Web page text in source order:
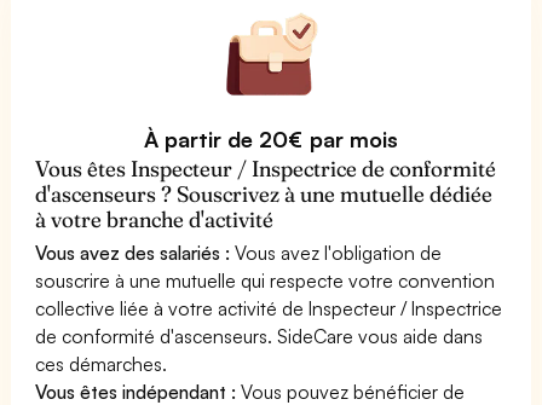
À partir de 20€ par mois
Vous êtes Inspecteur / Inspectrice de conformité
d'ascenseurs ? Souscrivez à une mutuelle dédiée
à votre branche d'activité
Vous avez des salariés : Vous avez l'obligation de
souscrire à une mutuelle qui respecte votre convention
collective liée à votre activité de Inspecteur / Inspectrice
de conformité d'ascenseurs. SideCare vous aide dans
ces démarches.
Vous êtes indépendant : Vous pouvez bénéficier de